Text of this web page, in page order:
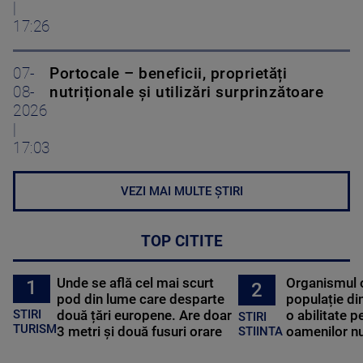
17:26
07-
08-
2026
17:03
Portocale – beneficii, proprietăți
nutriționale și utilizări surprinzătoare
VEZI MAI MULTE ȘTIRI
TOP CITITE
1
STIRI
TURISM
Unde se află cel mai scurt
pod din lume care desparte
două țări europene. Are doar
3 metri și două fusuri orare
2
STIRI
STIINTA
Organismul
populație
o abilitate
oamenilor